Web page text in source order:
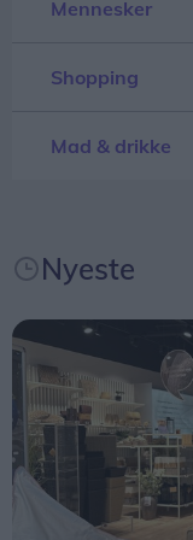
gøre hverdagen
landedirektør i
Initiativet
er første gang, vi
udvikle os som
der gør en
for eksempel fri
Bo Viktor
Mennesker
Shopping
Mad & drikke
Nyeste